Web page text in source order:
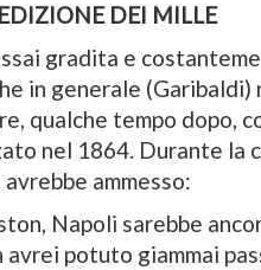
DEI MILLE
gradita e
in generale (Garibaldi)
qualche tempo dopo,
nel 1864. Durante la
ammesso:
Napoli sarebbe
avrei potuto giammai